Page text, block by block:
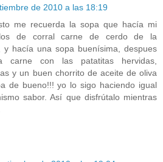
de 2010 a las 18:19
me recuerda la sopa que hacía mi
de corral carne de cerdo de la
y hacía una sopa buenísima, despues
carne con las patatitas hervidas,
y un buen chorrito de aceite de oliva
de bueno!!! yo lo sigo haciendo igual
sabor. Así que disfrútalo mientras